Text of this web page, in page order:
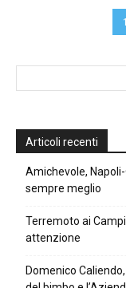
1
Articoli recenti
Amichevole,
sempre meglio
Terremoto ai
attenzione
Domenico